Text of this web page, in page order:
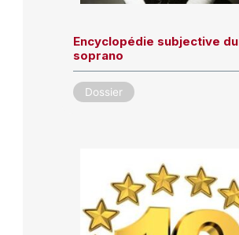
Encyclopédie subjective du
soprano
Dossier